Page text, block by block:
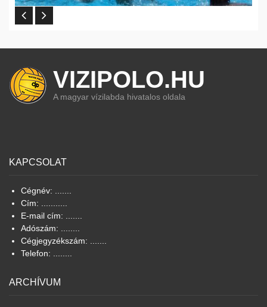
VIZIPOLO.HU
A magyar vízilabda hivatalos oldala
KAPCSOLAT
Cégnév: .......
Cím: ...........
E-mail cím: .......
Adószám: ........
Cégjegyzékszám: .......
Telefon: ........
ARCHÍVUM